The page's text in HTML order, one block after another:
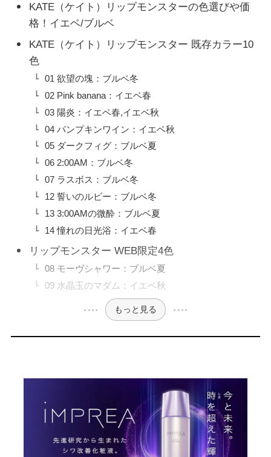
KATE（ケイト）リップモンスターの色選びや価
格！イエベ/ブルベ
KATE（ケイト）リップモンスター 既存カラー10
色
01 欲望の塊：ブルベ冬
02 Pink banana：イエベ春
03 陽炎：イエベ春,イエベ秋
04 パンプキンワイン：イエベ秋
05 ダークフィグ：ブルベ夏
06 2:00AM：ブルベ冬
07 ラスボス：ブルベ冬
12 誓いのルビー：ブルベ冬
13 3:00AMの微酔：ブルベ夏
14 憧れの日光浴：イエベ春
リップモンスター WEB限定4色
08 モーヴシャワー：ブルベ夏
09 水晶玉のマダム：イエベ秋
もっと見る